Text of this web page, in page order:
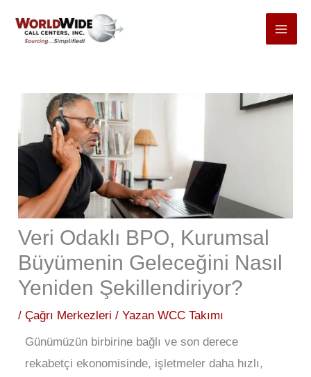
Veri Odaklı BPO, Kurumsal
Büyümenin Geleceğini Nasıl
Yeniden Şekillendiriyor?
/Çağrı Merkezleri / YazanWCC Takımı
Günümüzün birbirine bağlı ve son derece
rekabetçi ekonomisinde, işletmeler daha hızlı,